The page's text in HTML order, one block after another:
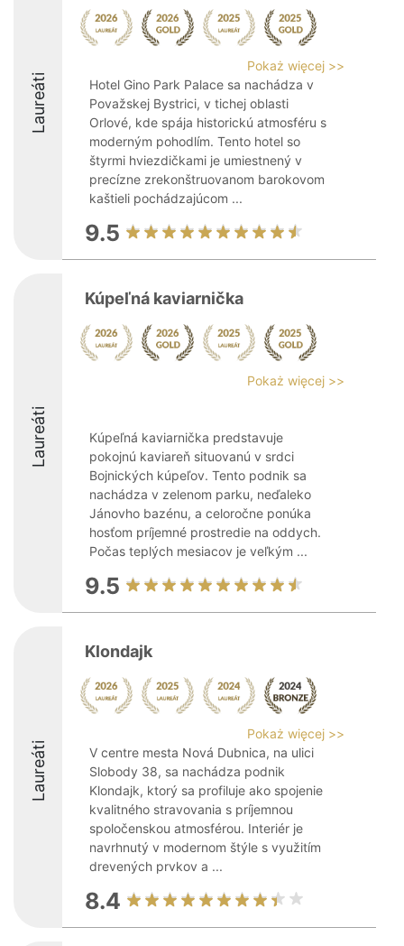
Laureáti
Pokaż więcej >>
Hotel Gino Park Palace sa nachádza v
Považskej Bystrici, v tichej oblasti
Orlové, kde spája historickú atmosféru s
moderným pohodlím. Tento hotel so
štyrmi hviezdičkami je umiestnený v
precízne zrekonštruovanom barokovom
kaštieli pochádzajúcom ...
9.5
Laureáti
Kúpeľná kaviarnička
Pokaż więcej >>
Kúpeľná kaviarnička predstavuje
pokojnú kaviareň situovanú v srdci
Bojnických kúpeľov. Tento podnik sa
nachádza v zelenom parku, neďaleko
Jánovho bazénu, a celoročne ponúka
hosťom príjemné prostredie na oddych.
Počas teplých mesiacov je veľkým ...
9.5
Laureáti
Klondajk
Pokaż więcej >>
V centre mesta Nová Dubnica, na ulici
Slobody 38, sa nachádza podnik
Klondajk, ktorý sa profiluje ako spojenie
kvalitného stravovania s príjemnou
spoločenskou atmosférou. Interiér je
navrhnutý v modernom štýle s využitím
drevených prvkov a ...
8.4